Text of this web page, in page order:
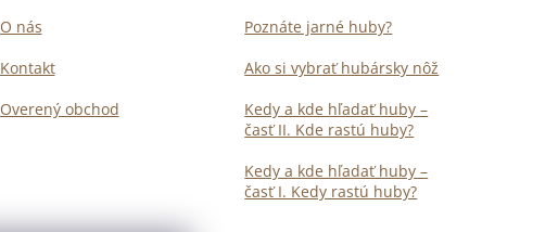
O nás
Kontakt
Overený obchod
Poznáte jarné huby?
Ako si vybrať hubársky nôž
Kedy a kde hľadať huby –
časť II. Kde rastú huby?
Kedy a kde hľadať huby –
časť I. Kedy rastú huby?